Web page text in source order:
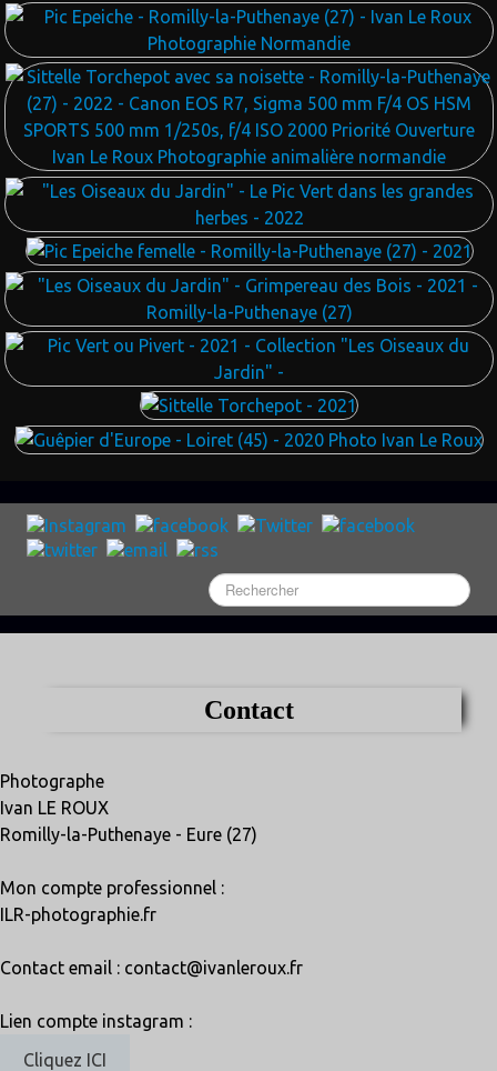
Contact
Photographe
Ivan LE ROUX
Romilly-la-Puthenaye - Eure (27)
Mon compte professionnel :
ILR-photographie.fr
Contact email : contact@ivanleroux.fr
Lien compte instagram :
Cliquez ICI